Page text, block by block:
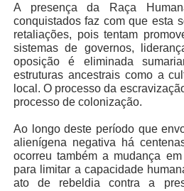
A presença da Raça
conquistados faz com que esta
retaliações, pois tentam
sistemas de governos,
oposição é eliminada
estruturas ancestrais como a
local. O processo da
processo de colonização.
Ao longo deste período que
alienígena negativa há
ocorreu também a mudança
para limitar a capacidade
ato de rebeldia contra a